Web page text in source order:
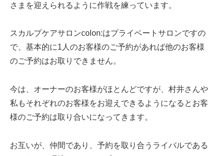
さまを迎えられるように作戦を練っています。
スカルプケアサロンcolon:はプライベートサロンですの
で、基本的に1人のお客様のご予約があれば他のお客様
のご予約はお取りできません。
今は、オーナーのお客様がほとんどですが、村井さんや
私もそれぞれのお客様をお迎えできるようになるとお客
様のご予約は取り合いになってきます。
お互いが、仲間であり、予約を取り合うライバルである